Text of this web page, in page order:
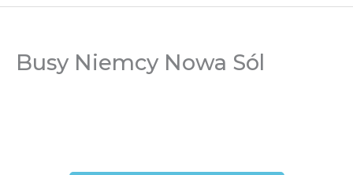
Busy Niemcy Nowa Sól